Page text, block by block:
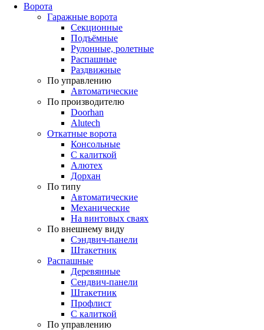
Ворота
Гаражные ворота
Секционные
Подъёмные
Рулонные, ролетные
Распашные
Раздвижные
По управлению
Автоматические
По производителю
Doorhan
Alutech
Откатные ворота
Консольные
С калиткой
Алютех
Дорхан
По типу
Автоматические
Механические
На винтовых сваях
По внешнему виду
Сэндвич-панели
Штакетник
Распашные
Деревянные
Сендвич-панели
Штакетник
Профлист
С калиткой
По управлению